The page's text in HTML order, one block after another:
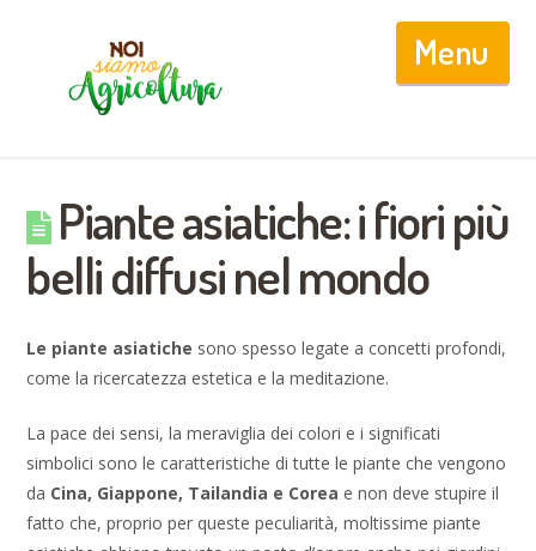
Piante asiatiche: i fiori più
belli diffusi nel mondo
Le piante asiatiche sono spesso legate a concetti profondi,
come la ricercatezza estetica e la meditazione.
La pace dei sensi, la meraviglia dei colori e i significati
simbolici sono le caratteristiche di tutte le piante che vengono
da Cina, Giappone, Tailandia e Corea e non deve stupire il
fatto che, proprio per queste peculiarità, moltissime piante